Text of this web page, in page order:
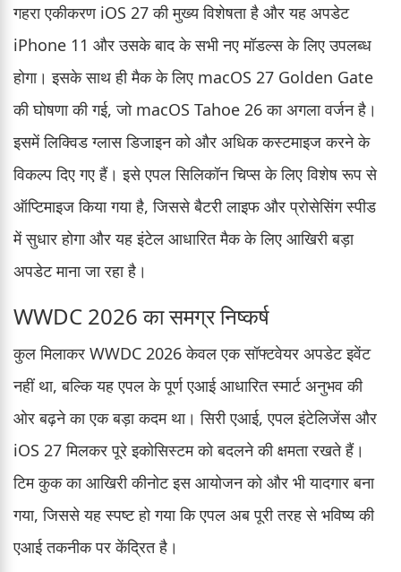
गहरा एकीकरण iOS 27 की मुख्य विशेषता है और यह अपडेट
iPhone 11 और उसके बाद के सभी नए मॉडल्स के लिए उपलब्ध
होगा। इसके साथ ही मैक के लिए macOS 27 Golden Gate
की घोषणा की गई, जो macOS Tahoe 26 का अगला वर्जन है।
इसमें लिक्विड ग्लास डिजाइन को और अधिक कस्टमाइज करने के
विकल्प दिए गए हैं। इसे एपल सिलिकॉन चिप्स के लिए विशेष रूप से
ऑप्टिमाइज किया गया है, जिससे बैटरी लाइफ और प्रोसेसिंग स्पीड
में सुधार होगा और यह इंटेल आधारित मैक के लिए आखिरी बड़ा
अपडेट माना जा रहा है।
WWDC 2026 का समग्र निष्कर्ष
कुल मिलाकर WWDC 2026 केवल एक सॉफ्टवेयर अपडेट इवेंट
नहीं था, बल्कि यह एपल के पूर्ण एआई आधारित स्मार्ट अनुभव की
ओर बढ़ने का एक बड़ा कदम था। सिरी एआई, एपल इंटेलिजेंस और
iOS 27 मिलकर पूरे इकोसिस्टम को बदलने की क्षमता रखते हैं।
टिम कुक का आखिरी कीनोट इस आयोजन को और भी यादगार बना
गया, जिससे यह स्पष्ट हो गया कि एपल अब पूरी तरह से भविष्य की
एआई तकनीक पर केंद्रित है।